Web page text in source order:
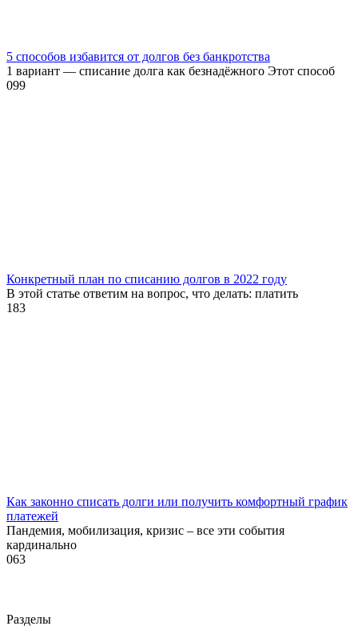
5 способов избавится от долгов без банкротства
1 вариант — списание долга как безнадёжного Этот способ
099
Конкретный план по списанию долгов в 2022 году
В этой статье ответим на вопрос, что делать: платить
183
Как законно списать долги или получить комфортный график
платежей
Пандемия, мобилизация, кризис – все эти события
кардинально
063
Разделы